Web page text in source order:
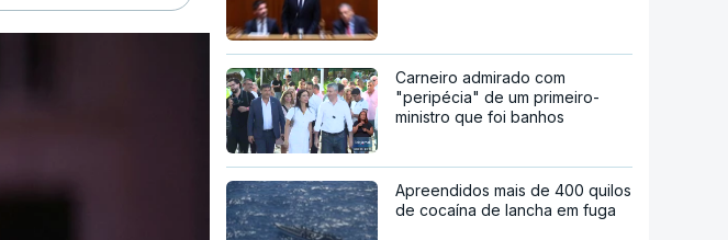
Carneiro admirado com
"peripécia" de um primeiro-
ministro que foi banhos
Apreendidos mais de 400 quilos
de cocaína de lancha em fuga